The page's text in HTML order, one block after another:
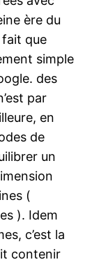
ère du
fait que
simple
des
par
en
de
un
(
). Idem
c’est la
contenir